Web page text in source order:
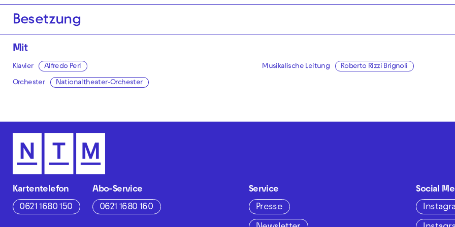
Besetzung
Mit
Klavier Alfredo Perl
Orchester Nationaltheater-Orchester
Musikalische Leitung Roberto Rizzi Brignoli
Kartentelefon
0621 1680 150
Abo-Service
0621 1680 160
Service
Presse
Social